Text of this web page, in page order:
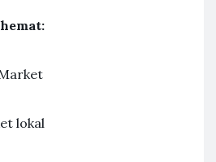
lokal